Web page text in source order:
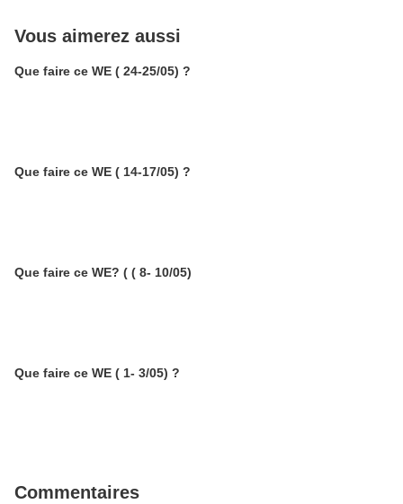
Vous aimerez aussi
Que faire ce WE ( 24-25/05) ?
Que faire ce WE ( 14-17/05) ?
Que faire ce WE? ( ( 8- 10/05)
Que faire ce WE ( 1- 3/05) ?
Commentaires